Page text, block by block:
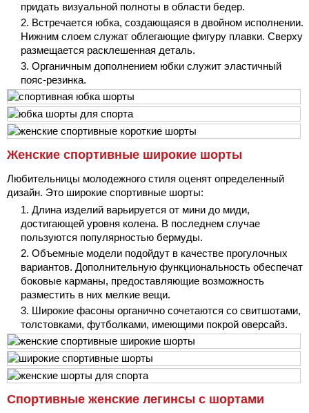
придать визуальной полноты в области бедер.
Встречается юбка, создающаяся в двойном исполнении.
Нижним слоем служат облегающие фигуру плавки. Сверху
размещается расклешенная деталь.
Органичным дополнением юбки служит эластичный
пояс-резинка.
Женские спортивные широкие шорты
Любительницы молодежного стиля оценят определенный
дизайн. Это широкие спортивные шорты:
Длина изделий варьируется от мини до миди,
достигающей уровня колена. В последнем случае
пользуются популярностью бермуды.
Объемные модели подойдут в качестве прогулочных
вариантов. Дополнительную функциональность обеспечат
боковые карманы, предоставляющие возможность
разместить в них мелкие вещи.
Широкие фасоны органично сочетаются со свитшотами,
толстовками, футболками, имеющими покрой оверсайз.
Спортивные женские легинсы с шортами